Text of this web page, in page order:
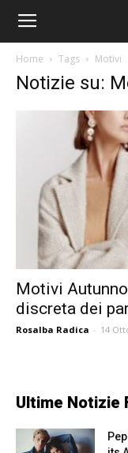
Home Tags Motivi
Notizie su:
Motivi
discreta dei
Rosalba Radica - 14
Ultime Notizie